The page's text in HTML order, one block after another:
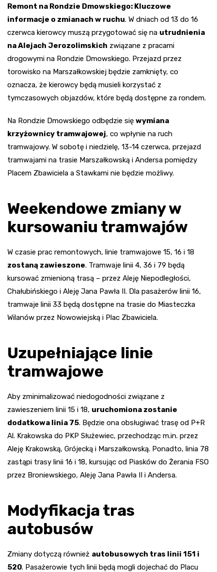
Remont na Rondzie Dmowskiego: Kluczowe
informacje o zmianach w ruchu. W dniach od 13 do 16
czerwca kierowcy muszą przygotować się na utrudnienia
na Alejach Jerozolimskich związane z pracami
drogowymi na Rondzie Dmowskiego. Przejazd przez
torowisko na Marszałkowskiej będzie zamknięty, co
oznacza, że kierowcy będą musieli korzystać z
tymczasowych objazdów, które będą dostępne za rondem.
Na Rondzie Dmowskiego odbędzie się wymiana
krzyżownicy tramwajowej, co wpłynie na ruch
tramwajowy. W sobotę i niedzielę, 13-14 czerwca, przejazd
tramwajami na trasie Marszałkowską i Andersa pomiędzy
Placem Zbawiciela a Stawkami nie będzie możliwy.
Weekendowe zmiany w
kursowaniu tramwajów
W czasie prac remontowych, linie tramwajowe 15, 16 i 18
zostaną zawieszone. Tramwaje linii 4, 36 i 79 będą
kursować zmienioną trasą – przez Aleję Niepodległości,
Chałubińskiego i Aleję Jana Pawła II. Dla pasażerów linii 16,
tramwaje linii 33 będą dostępne na trasie do Miasteczka
Wilanów przez Nowowiejską i Plac Zbawiciela.
Uzupełniające linie
tramwajowe
Aby zminimalizować niedogodności związane z
zawieszeniem linii 15 i 18, uruchomiona zostanie
dodatkowa linia 75. Będzie ona obsługiwać trasę od P+R
Al. Krakowska do PKP Służewiec, przechodząc m.in. przez
Aleję Krakowską, Grójecką i Marszałkowską. Ponadto, linia 78
zastąpi trasy linii 16 i 18, kursując od Piasków do Żerania FSO
przez Broniewskiego, Aleję Jana Pawła II i Andersa.
Modyfikacja tras
autobusów
Zmiany dotyczą również autobusowych tras linii 151 i
520. Pasażerowie tych linii będą mogli dojechać do Placu